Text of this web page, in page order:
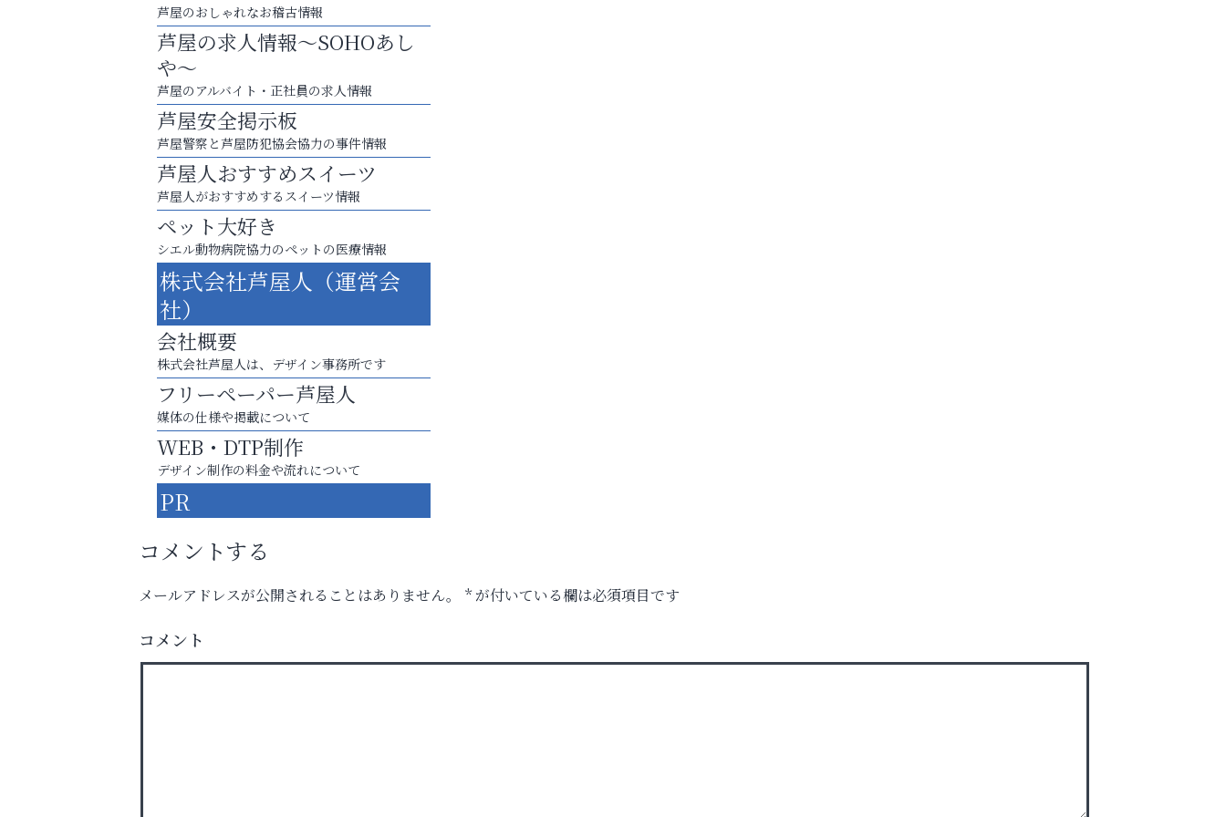
梅雨でカビが繁殖する前に！
エアコン掃除は“今”が最適
芦屋インターナショナルスク
ール
英語で育つ、世界が広がる！
芦屋のおしゃれなお稽古情報
芦屋の求人情報～SOHOあし
や～
芦屋のアルバイト・正社員の求人情報
芦屋安全掲示板
芦屋警察と芦屋防犯協会協力の事件情報
芦屋人おすすめスイーツ
芦屋人がおすすめするスイーツ情報
ペット大好き
シエル動物病院協力のペットの医療情報
株式会社芦屋人（運営会
社）
会社概要
株式会社芦屋人は、デザイン事務所です
フリーペーパー芦屋人
媒体の仕様や掲載について
WEB・DTP制作
デザイン制作の料金や流れについて
PR
コメントする
メールアドレスが公開されることはありません。 *が付いている欄は必須項目です
コメント